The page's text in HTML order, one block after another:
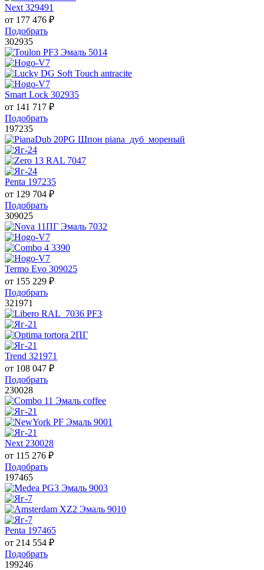
Next 329491
от 177 476 ₽
Подобрать
302935
Smart Lock 302935
от 141 717 ₽
Подобрать
197235
Penta 197235
от 129 704 ₽
Подобрать
309025
Termo Evo 309025
от 155 229 ₽
Подобрать
321971
Trend 321971
от 108 047 ₽
Подобрать
230028
Next 230028
от 115 276 ₽
Подобрать
197465
Penta 197465
от 214 554 ₽
Подобрать
199246